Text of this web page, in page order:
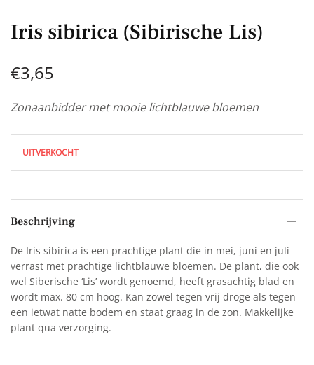
Iris sibirica (Sibirische Lis)
€3,65
Zonaanbidder met mooie lichtblauwe bloemen
UITVERKOCHT
Beschrijving
De Iris sibirica is een prachtige plant die in mei, juni en juli
verrast met prachtige lichtblauwe bloemen. De plant, die ook
wel Siberische ‘Lis’ wordt genoemd, heeft grasachtig blad en
wordt max. 80 cm hoog. Kan zowel tegen vrij droge als tegen
een ietwat natte bodem en staat graag in de zon. Makkelijke
plant qua verzorging.